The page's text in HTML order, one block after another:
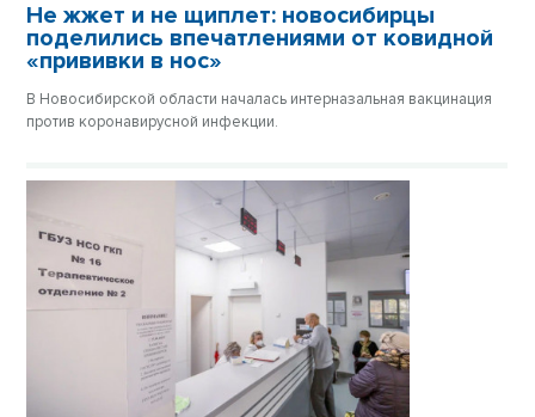
Не жжет и не щиплет: новосибирцы
поделились впечатлениями от ковидной
«прививки в нос»
В Новосибирской области началась интерназальная вакцинация
против коронавирусной инфекции.